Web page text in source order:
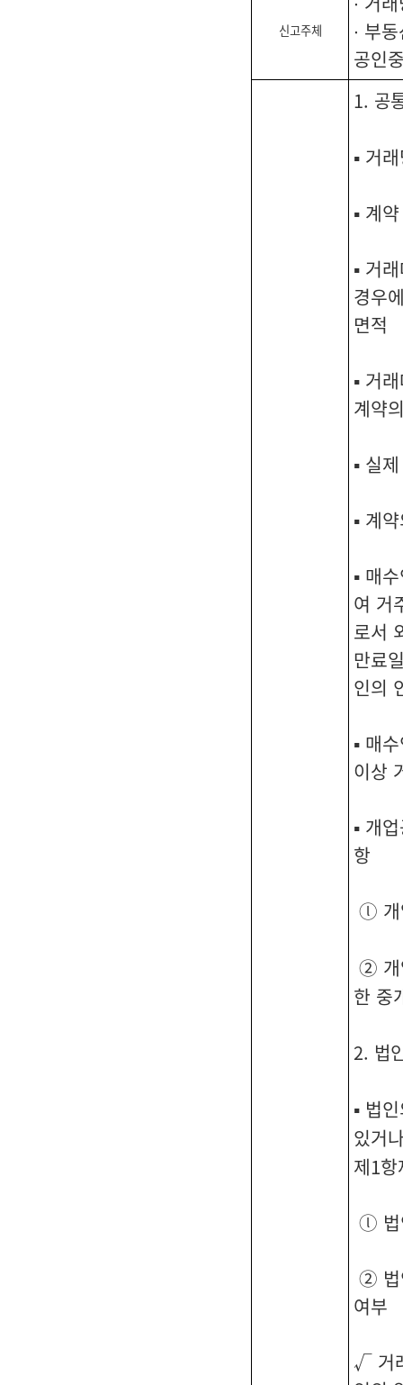
신고주체
∙ 부
공인
1. 공
▪ 거
▪ 계
▪ 거
경우
면적
▪ 거
계약
▪ 실
▪ 계
▪ 매
여 거
로서
만료
인의
▪ 매
이상
▪ 개
항
ⓛ 개
② 개
한 중
2. 법
▪ 법
있거
제1
ⓛ 법
② 법
여부
√ 거